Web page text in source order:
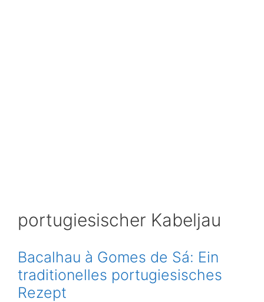
portugiesischer Kabeljau
Bacalhau à Gomes de Sá: Ein
traditionelles portugiesisches
Rezept